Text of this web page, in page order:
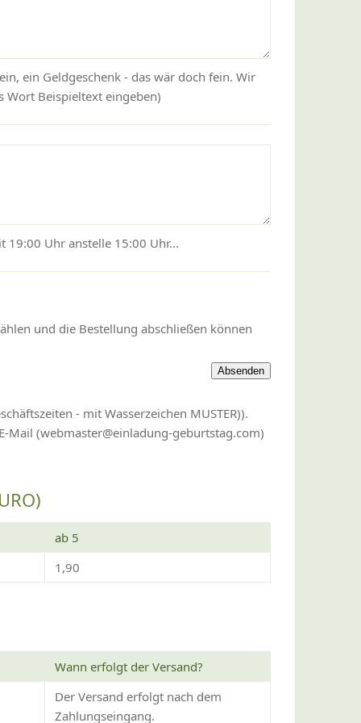
ein Geldgeschenk - das wär doch fein. Wir
Wort Beispieltext eingeben)
19:00 Uhr anstelle 15:00 Uhr...
und die Bestellung abschließen können
- mit Wasserzeichen MUSTER)).
Mail (webmaster@einladung-geburtstag.com)
ab 5
1,90
Wann erfolgt der Versand?
Der Versand erfolgt nach dem
Zahlungseingang.